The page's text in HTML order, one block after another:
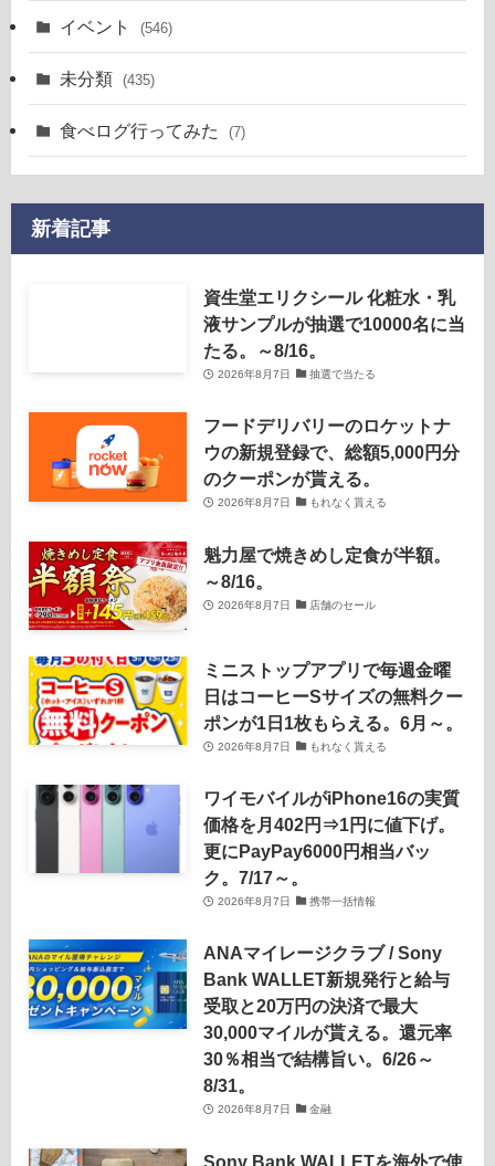
イベント (546)
未分類 (435)
食べログ行ってみた (7)
新着記事
資生堂エリクシール 化粧水・乳
液サンプルが抽選で10000名に当
たる。～8/16。
2026年8月7日 抽選で当たる
フードデリバリーのロケットナ
ウの新規登録で、総額5,000円分
のクーポンが貰える。
2026年8月7日 もれなく貰える
魁力屋で焼きめし定食が半額。
～8/16。
2026年8月7日 店舗のセール
ミニストップアプリで毎週金曜
日はコーヒーSサイズの無料クー
ポンが1日1枚もらえる。6月～。
2026年8月7日 もれなく貰える
ワイモバイルがiPhone16の実質
価格を月402円⇒1円に値下げ。
更にPayPay6000円相当バッ
ク。7/17～。
2026年8月7日 携帯一括情報
ANAマイレージクラブ / Sony
Bank WALLET新規発行と給与
受取と20万円の決済で最大
30,000マイルが貰える。還元率
30％相当で結構旨い。6/26～
8/31。
2026年8月7日 金融
Sony Bank WALLETを海外で使